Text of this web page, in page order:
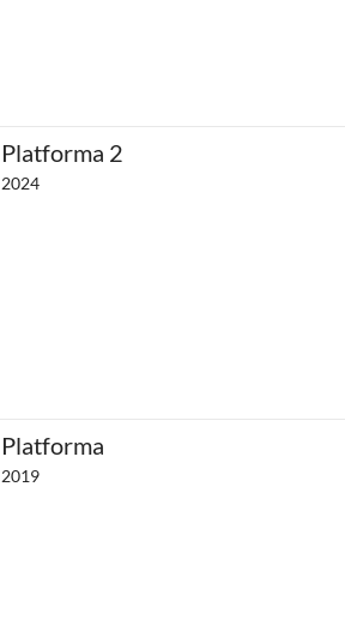
Platforma 2
2024
Platforma
2019